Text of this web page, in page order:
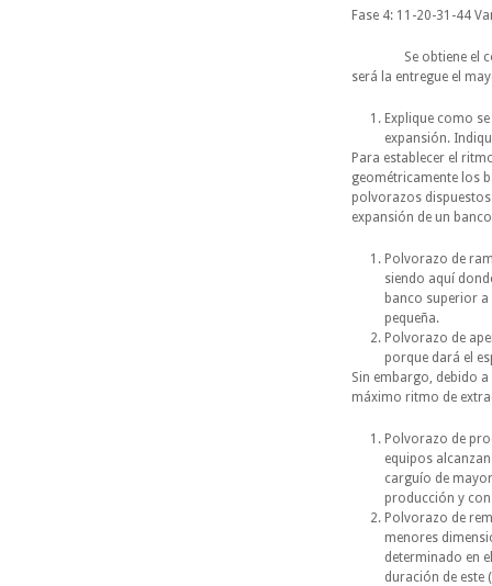
Fase 4: 11-20-31-44
Se obtiene el
será la entregue el
Explique como
expansión.
Para establecer el
geométricamente los
polvorazos
expansión de un
Polvorazo de
siendo aquí
banco superior
pequeña.
Polvorazo de
porque dará el
Sin embargo, debido
máximo ritmo de
Polvorazo de
equipos
carguío de
producción y
Polvorazo de
menores
determinado en
duración de este